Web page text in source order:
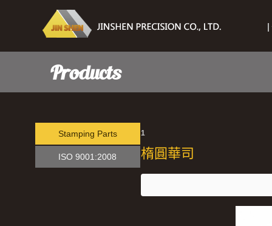
Products
Stamping Parts
ISO 9001:2008
1
楕圓華司